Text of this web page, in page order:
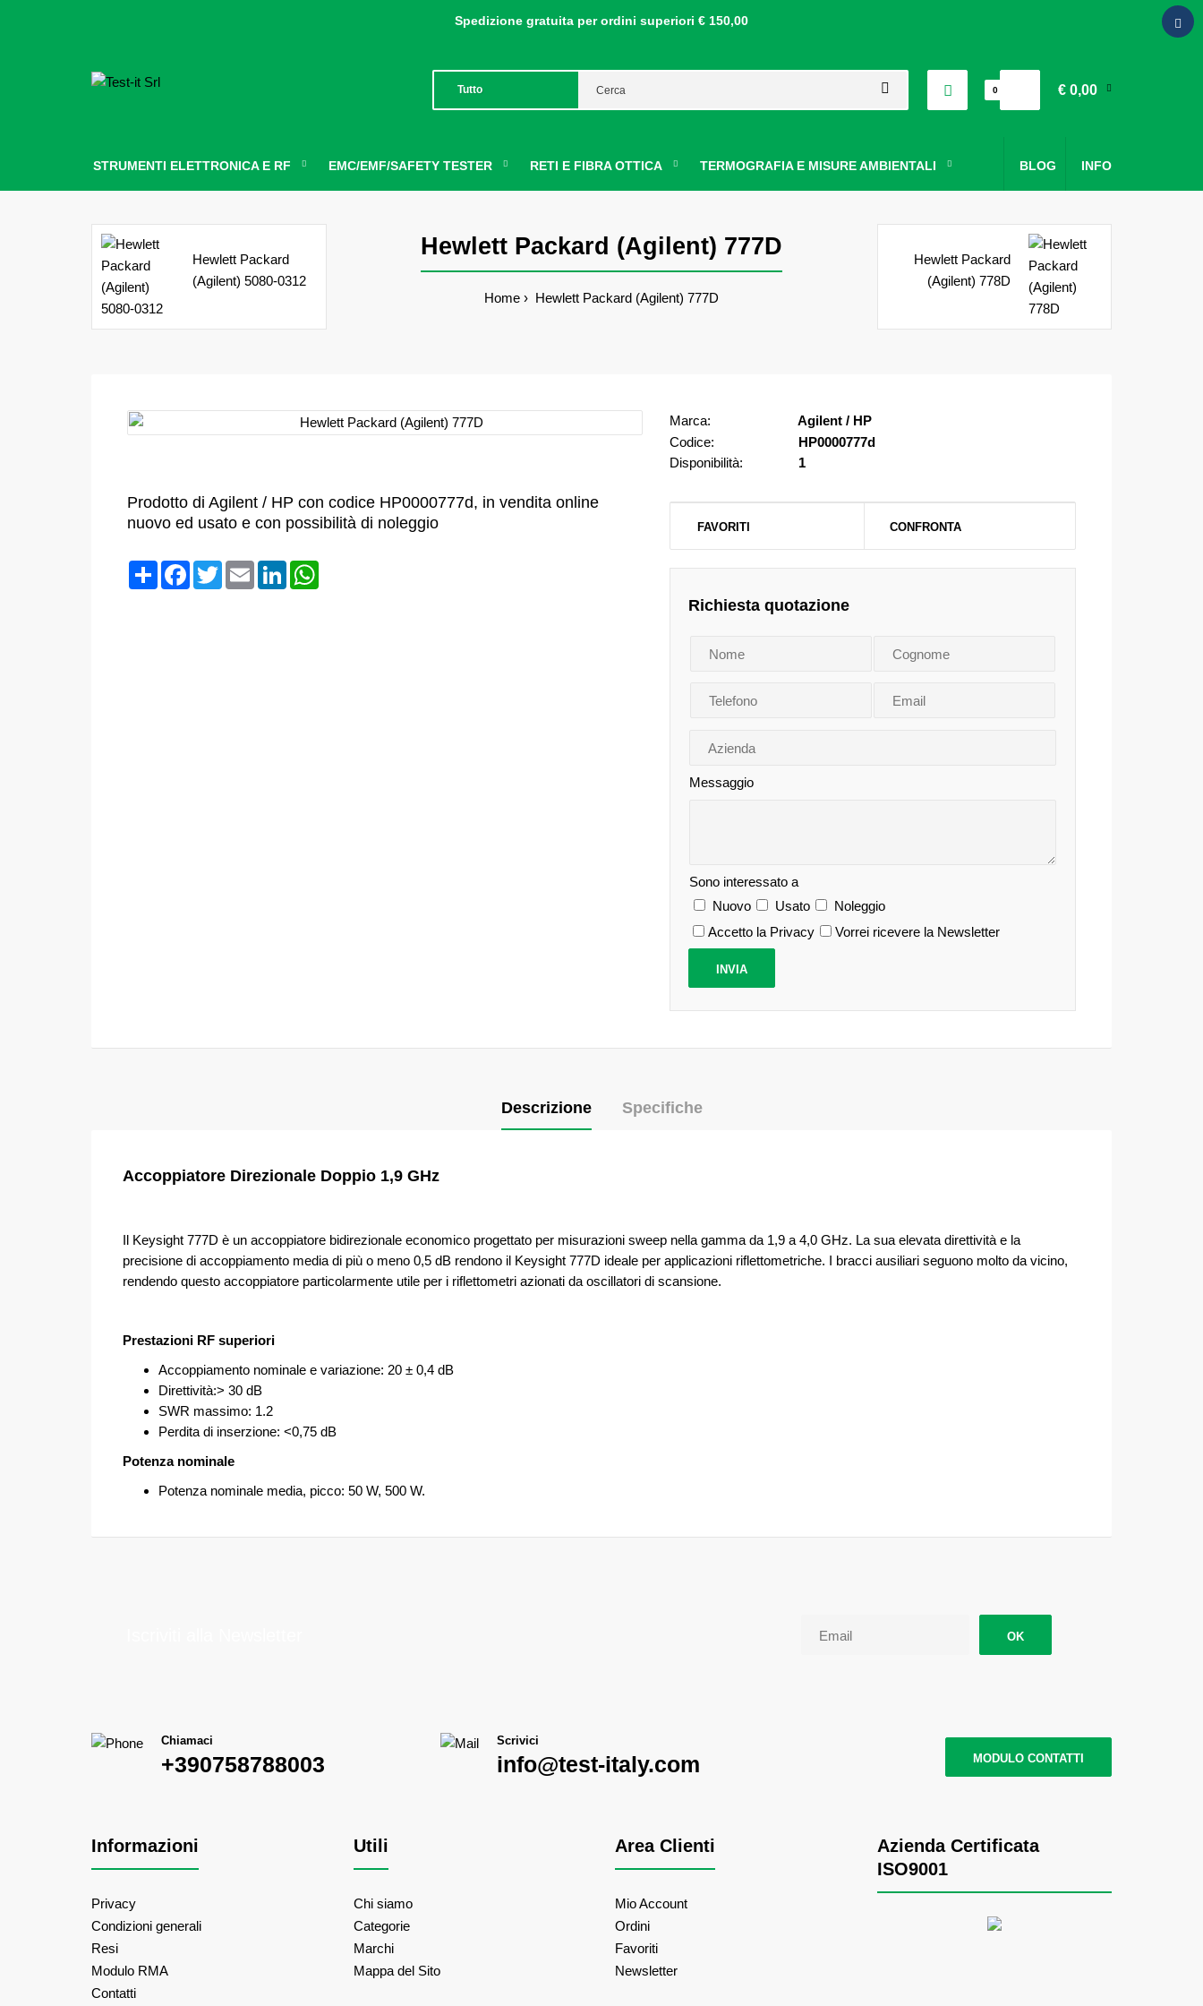
Spedizione gratuita per ordini superiori € 150,00
0 € 0,00
STRUMENTI ELETTRONICA E RF EMC/EMF/SAFETY TESTER RETI E FIBRA OTTICA TERMOGRAFIA E MISURE AMBIENTALI INFO
BLOG
Hewlett Packard
(Agilent) 5080-0312
Hewlett Packard (Agilent) 777D
Home Hewlett Packard (Agilent) 777D
Hewlett Packard
(Agilent) 778D
Prodotto di Agilent / HP con codice HP0000777d, in vendita online
nuovo ed usato e con possibilità di noleggio
CondividiFacebook
TwitterEmail LinkedIn
Marca:
Agilent / HP
Codice:
HP0000777d
Disponibilità:
1
FAVORITI CONFRONTA
Richiesta quotazione
Messaggio
Sono interessato a
Nuovo
Usato
Noleggio
Accetto la Privacy
Vorrei ricevere la Newsletter
Descrizione Specifiche
Accoppiatore Direzionale Doppio 1,9 GHz
Il Keysight 777D è un accoppiatore bidirezionale economico progettato per misurazioni sweep nella gamma da 1,9 a 4,0 GHz. La sua elevata direttività e la
precisione di accoppiamento media di più o meno 0,5 dB rendono il Keysight 777D ideale per applicazioni riflettometriche. I bracci ausiliari seguono molto da vicino,
rendendo questo accoppiatore particolarmente utile per i riflettometri azionati da oscillatori di scansione.
Prestazioni RF superiori
Accoppiamento nominale e variazione: 20 ± 0,4 dB
Direttività:> 30 dB
SWR massimo: 1.2
Perdita di inserzione: <0,75 dB
Potenza nominale
Potenza nominale media, picco: 50 W, 500 W.
OK
Chiamaci
+390758788003
Scrivici
info@test-italy.com MODULO CONTATTI
Informazioni
Privacy
Condizioni generali
Resi
Modulo RMA
Contatti
Utili
Chi siamo
Categorie
Marchi
Mappa del Sito
Area Clienti
Mio Account
Ordini
Favoriti
Newsletter
Azienda Certificata
ISO9001